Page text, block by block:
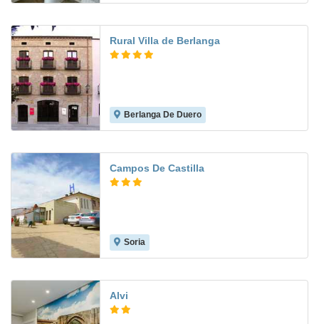
Rural Villa de Berlanga
Berlanga De Duero
Campos De Castilla
Soria
Alvi